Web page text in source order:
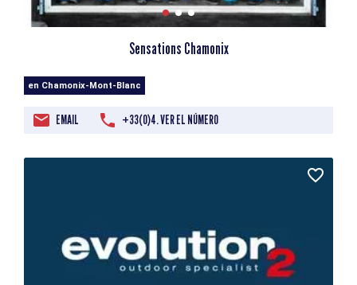
Sensations Chamonix
en Chamonix-Mont-Blanc
EMAIL +33(0)4. VER EL NÚMERO